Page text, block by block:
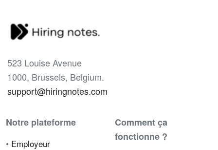
523 Louise Avenue
1000, Brussels, Belgium.
support@hiringnotes.com
Notre plateforme
• Employeur
Comment ça
fonctionne ?